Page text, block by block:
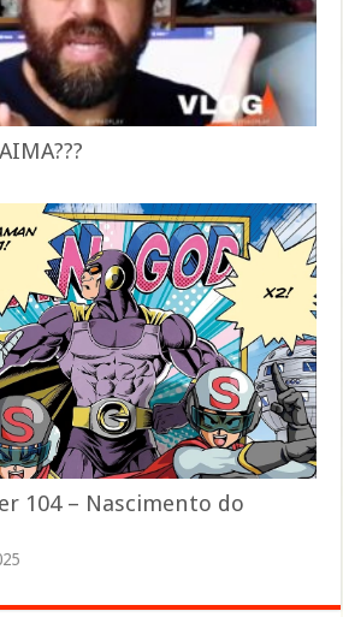
104 – Nascimento do